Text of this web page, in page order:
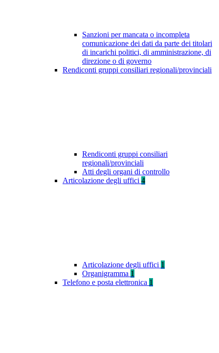
Sanzioni per mancata o incompleta
comunicazione dei dati da parte dei titolari
di incarichi politici, di amministrazione, di
direzione o di governo
Rendiconti gruppi consiliari regionali/provinciali
Rendiconti gruppi consiliari
regionali/provinciali
Atti degli organi di controllo
Articolazione degli uffici 4
Articolazione degli uffici 1
Organigramma 1
Telefono e posta elettronica 1